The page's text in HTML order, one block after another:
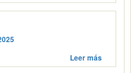
Leer más